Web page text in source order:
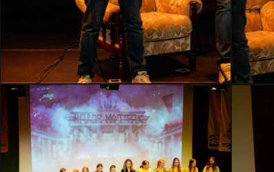
HMLH24-
–
Kopi
HMLH24-
2397
Kopi